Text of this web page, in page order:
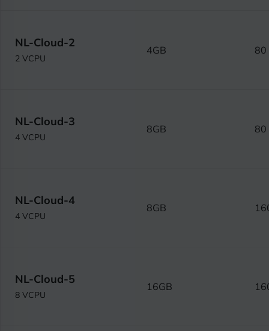
NL-Cloud-2
2 VCPU
4GB 80
NL-Cloud-3
4 VCPU
8GB 80
NL-Cloud-4
4 VCPU
8GB
NL-Cloud-5
8 VCPU
16GB